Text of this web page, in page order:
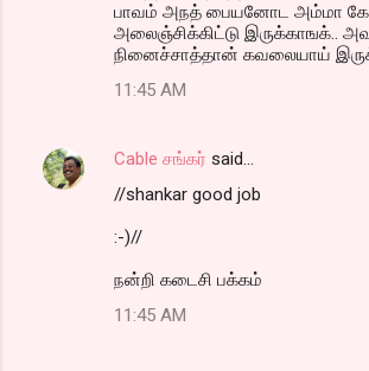
பாவம் அநத் பையனோட அம்மா
அலைஞ்சிக்கிட்டு இருக்காஙக்..
நினைச்சாத்தான் கவலையாய்
11:45 AM
Cable சங்கர் said…
//shankar good job
:-)//
நன்றி கடைசி பக்கம்
11:45 AM